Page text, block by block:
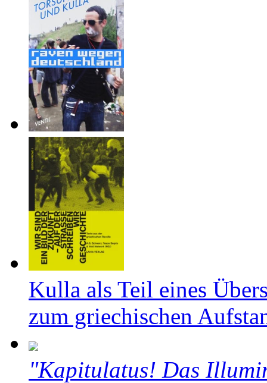
Kulla als Teil eines
zum griechischen
"Kapitulatus! Das